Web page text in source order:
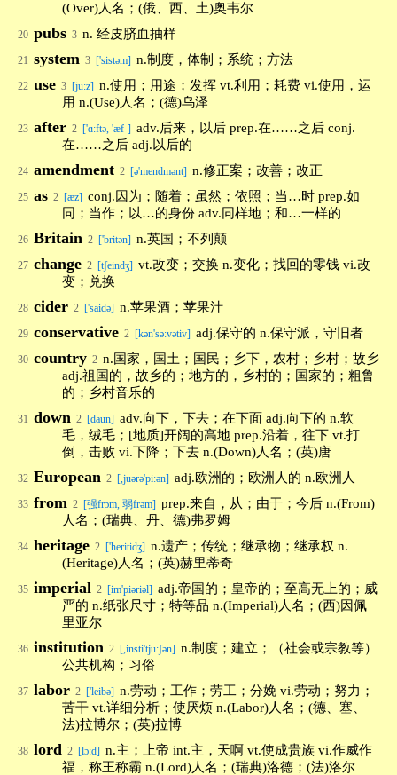
(Over)人名；(俄、西、土)奥韦尔
20 pubs 3 n. 经皮脐血抽样
21 system 3 ['sistəm] n.制度，体制；系统；方法
22 use 3 [ju:z] n.使用；用途；发挥 vt.利用；耗费 vi.使用，运
用 n.(Use)人名；(德)乌泽
23 after 2 ['ɑ:ftə, 'æf-] adv.后来，以后 prep.在……之后 conj.
在……之后 adj.以后的
24 amendment 2 [ə'mendmənt] n.修正案；改善；改正
25 as 2 [æz] conj.因为；随着；虽然；依照；当…时 prep.如
同；当作；以…的身份 adv.同样地；和…一样的
26 Britain 2 ['britən] n.英国；不列颠
27 change 2 [tʃeindʒ] vt.改变；交换 n.变化；找回的零钱 vi.改
变；兑换
28 cider 2 ['saidə] n.苹果酒；苹果汁
29 conservative 2 [kən'sə:vətiv] adj.保守的 n.保守派，守旧者
30 country 2 n.国家，国土；国民；乡下，农村；乡村；故乡
adj.祖国的，故乡的；地方的，乡村的；国家的；粗鲁
的；乡村音乐的
31 down 2 [daun] adv.向下，下去；在下面 adj.向下的 n.软
毛，绒毛；[地质]开阔的高地 prep.沿着，往下 vt.打
倒，击败 vi.下降；下去 n.(Down)人名；(英)唐
32 European 2 [,juərə'pi:ən] adj.欧洲的；欧洲人的 n.欧洲人
33 from 2 [强frɔm, 弱frəm] prep.来自，从；由于；今后 n.(From)
人名；(瑞典、丹、德)弗罗姆
34 heritage 2 ['heritidʒ] n.遗产；传统；继承物；继承权 n.
(Heritage)人名；(英)赫里蒂奇
35 imperial 2 [im'piəriəl] adj.帝国的；皇帝的；至高无上的；威
严的 n.纸张尺寸；特等品 n.(Imperial)人名；(西)因佩
里亚尔
36 institution 2 [,insti'tju:ʃən] n.制度；建立；（社会或宗教等）
公共机构；习俗
37 labor 2 ['leibə] n.劳动；工作；劳工；分娩 vi.劳动；努力；
苦干 vt.详细分析；使厌烦 n.(Labor)人名；(德、塞、
法)拉博尔；(英)拉博
38 lord 2 [lɔ:d] n.主；上帝 int.主，天啊 vt.使成贵族 vi.作威作
福，称王称霸 n.(Lord)人名；(瑞典)洛德；(法)洛尔